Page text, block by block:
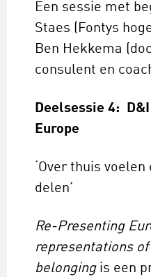
Een sessie met
Staes (Fontys
Ben Hekkema
consulent en
Deelsessie 4:
Europe
‘Over thuis
delen’
Re-Presenting
representations
belongingis een